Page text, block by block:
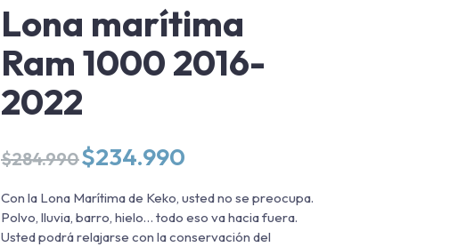
Lona marítima
Ram 1000 2016-
2022
$284.990 El
precio
original
era:
$284.990.
$234.990
actual
es:
$234.990.
Con la Lona Marítima de Keko, usted no se preocupa.
Polvo, lluvia, barro, hielo… todo eso va hacia fuera.
Usted podrá relajarse con la conservación del